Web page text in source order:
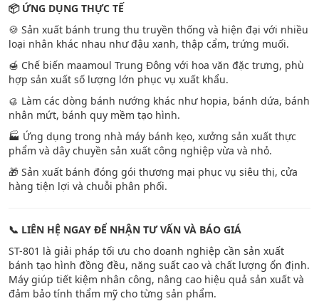
📦ỨNG DỤNG THỰC TẾ
🍪 Sản xuất bánh trung thu truyền thống và hiện đại với nhiều
loại nhân khác nhau như đậu xanh, thập cẩm, trứng muối.
🍯 Chế biến maamoul Trung Đông với hoa văn đặc trưng, phù
hợp sản xuất số lượng lớn phục vụ xuất khẩu.
🥮 Làm các dòng bánh nướng khác như hopia, bánh dứa, bánh
nhân mứt, bánh quy mềm tạo hình.
🏭 Ứng dụng trong nhà máy bánh kẹo, xưởng sản xuất thực
phẩm và dây chuyền sản xuất công nghiệp vừa và nhỏ.
🎁 Sản xuất bánh đóng gói thương mại phục vụ siêu thị, cửa
hàng tiện lợi và chuỗi phân phối.
📞 LIÊN HỆ NGAY ĐỂ NHẬN TƯ VẤN VÀ BÁO GIÁ
ST-801 là giải pháp tối ưu cho doanh nghiệp cần sản xuất
bánh tạo hình đồng đều, năng suất cao và chất lượng ổn định.
Máy giúp tiết kiệm nhân công, nâng cao hiệu quả sản xuất và
đảm bảo tính thẩm mỹ cho từng sản phẩm.